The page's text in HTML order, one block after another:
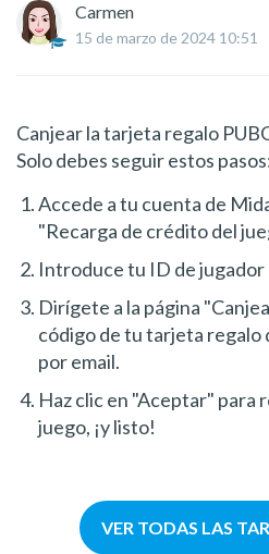
Carmen
15 de marzo de 2024 10:51
Canjear la tarjeta regalo
Solo debes seguir estos
Accede a tu cuenta de
"Recarga de crédito del
Introduce tu ID de jugador
Dirígete a la página
código de tu tarjeta regalo
por email.
Haz clic en "Aceptar" para
juego, ¡y listo!
VER TODAS LAS